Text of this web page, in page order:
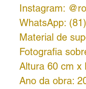
Instagram:
WhatsApp:
Material de
Fotografia
Altura 60 cm x
Ano da obra: